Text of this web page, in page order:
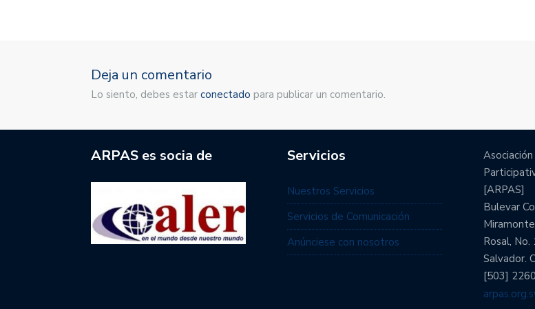
Deja un comentario
Lo siento, debes estar conectado para publicar un comentario.
ARPAS es socia de Servicios
Nuestros Servicios
Servicios de Comunicación
Anúnciese con nosotros
[ARPAS]
Bulevar
Rosal, No.
Salvador.
[503]